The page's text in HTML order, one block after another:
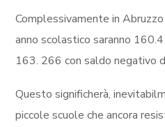
Complessivamente in
anno scolastico saranno
163. 266 con saldo negativo
Questo significherà,
piccole scuole che ancora